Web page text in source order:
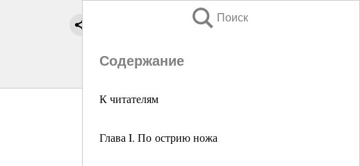
Поиск
Содержание
К читателям
Глава I. По острию ножа